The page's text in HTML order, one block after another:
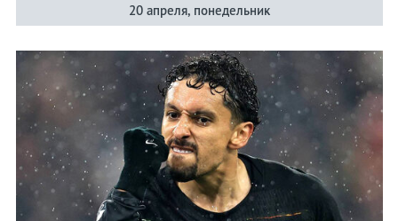
20 апреля, понедельник